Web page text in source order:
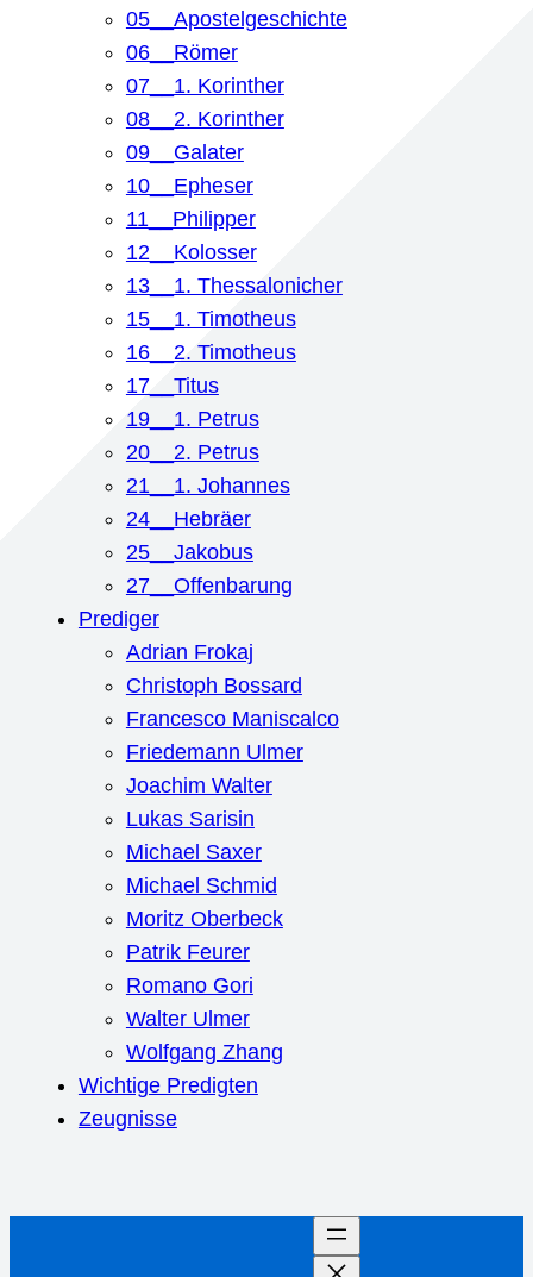
05__Apostelgeschichte
06__Römer
07__1. Korinther
08__2. Korinther
09__Galater
10__Epheser
11__Philipper
12__Kolosser
13__1. Thessalonicher
15__1. Timotheus
16__2. Timotheus
17__Titus
19__1. Petrus
20__2. Petrus
21__1. Johannes
24__Hebräer
25__Jakobus
27__Offenbarung
Prediger
Adrian Frokaj
Christoph Bossard
Francesco Maniscalco
Friedemann Ulmer
Joachim Walter
Lukas Sarisin
Michael Saxer
Michael Schmid
Moritz Oberbeck
Patrik Feurer
Romano Gori
Walter Ulmer
Wolfgang Zhang
Wichtige Predigten
Zeugnisse